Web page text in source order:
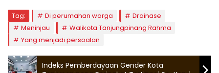
Tag: Di perumahan warga
Drainase
Meninjau
Walikota Tanjungpinang Rahma
Yang menjadi persoalan
Indeks Pemberdayaan Gender Kota